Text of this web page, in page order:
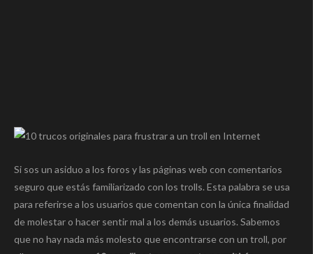
Si sos un asiduo a los foros y las páginas web con comentarios
seguro que estás familiarizado con los trolls. Esta palabra se usa
para referirse a los usuarios que comentan con la única finalidad
de molestar o hacer sentir mal a los demás usuarios. Sabemos
que no hay nada más molesto que encontrarse con un troll, por